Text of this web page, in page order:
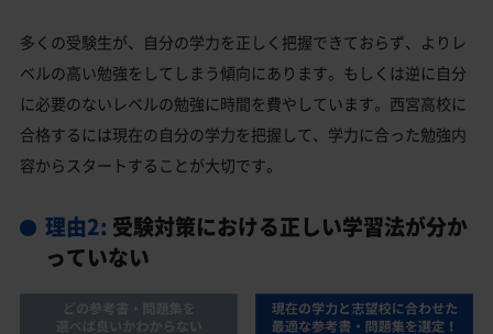
多くの受験生が、自分の学力を正しく把握できておらず、よりレ
ベルの高い勉強をしてしまう傾向にあります。もしくは逆に自分
に必要のないレベルの勉強に時間を費やしています。西宮高校に
合格するには現在の自分の学力を把握して、学力に合った勉強内
容からスタートすることが大切です。
理由2: 受験対策における正しい学習法が分か
っていない